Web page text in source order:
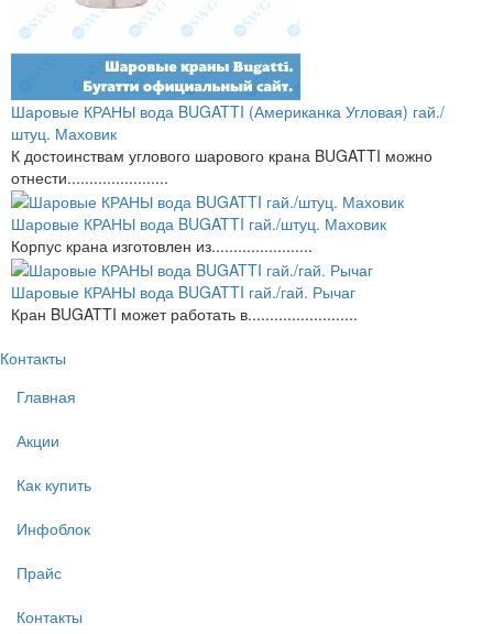
Шаровые КРАНЫ вода BUGATTI (Американка Угловая) гай./
штуц. Маховик
К достоинствам углового шарового крана BUGATTI можно
отнести.......................
Шаровые КРАНЫ вода BUGATTI гай./штуц. Маховик
Корпус крана изготовлен из.......................
Шаровые КРАНЫ вода BUGATTI гай./гай. Рычаг
Кран BUGATTI может работать в.........................
Контакты
Главная
Акции
Как купить
Инфоблок
Прайс
Контакты